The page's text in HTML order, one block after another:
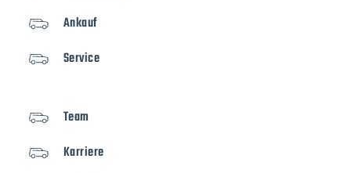
Ankauf
Service
Team
Karriere